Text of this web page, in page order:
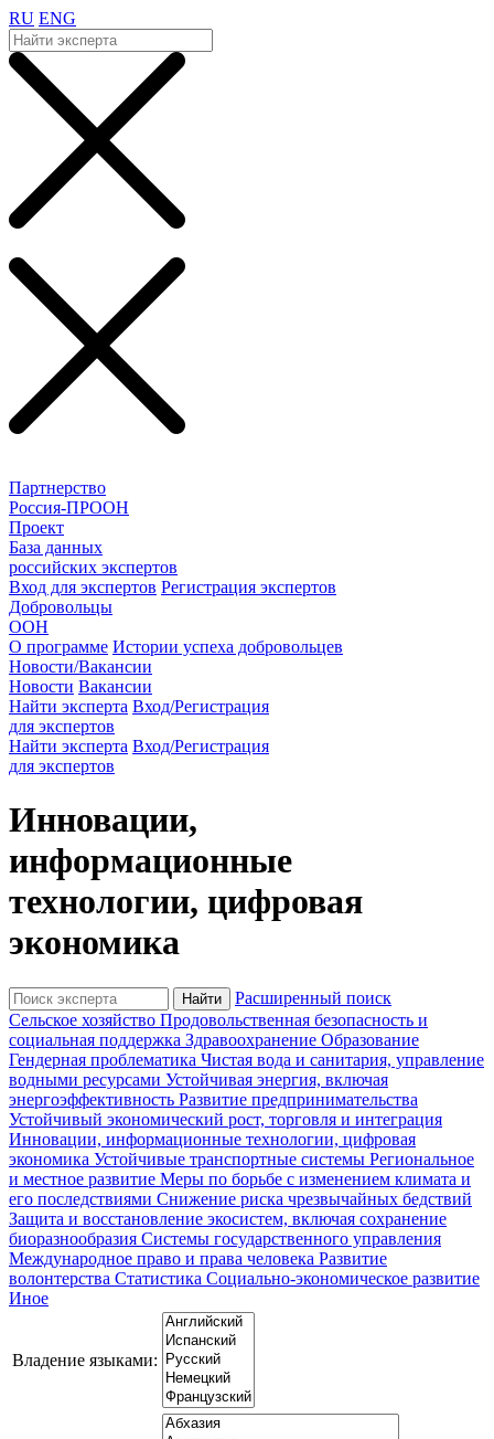
RU ENG
Партнерство
Россия-ПРООН
Проект
База данных
российских экспертов
Вход для экспертов Регистрация экспертов
Добровольцы
ООН
О программе Истории успеха добровольцев
Новости/Вакансии
Новости Вакансии
Найти эксперта Вход/Регистрация
для экспертов
Найти эксперта Вход/Регистрация
для экспертов
Инновации,
информационные
технологии, цифровая
экономика
Расширенный поиск
Cельское хозяйство Продовольственная безопасность и
социальная поддержка Здравоохранение Образование
Гендерная проблематика Чистая вода и санитария, управление
водными ресурсами Устойчивая энергия, включая
энергоэффективность Развитие предпринимательства
Устойчивый экономический рост, торговля и интеграция
Инновации, информационные технологии, цифровая
экономика Устойчивые транспортные системы Региональное
и местное развитие Меры по борьбе с изменением климата и
его последствиями Снижение риска чрезвычайных бедствий
Защита и восстановление экосистем, включая сохранение
биоразнообразия Системы государственного управления
Международное право и права человека Развитие
волонтерства Статистика Социально-экономическое развитие
Иное
Владение языками: